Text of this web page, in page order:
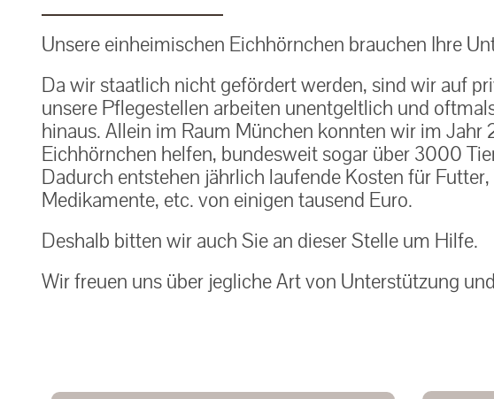
Unsere einheimischen Eichhörnchen brauchen Ihre
Da wir staatlich nicht gefördert werden, sind wir auf
unsere Pflegestellen arbeiten unentgeltlich und
hinaus. Allein im Raum München konnten wir im Jahr
Eichhörnchen helfen, bundesweit sogar über 3000
Dadurch entstehen jährlich laufende Kosten für Futter,
Medikamente, etc. von einigen tausend Euro.
Deshalb bitten wir auch Sie an dieser Stelle um Hilfe.
Wir freuen uns über jegliche Art von Unterstützung